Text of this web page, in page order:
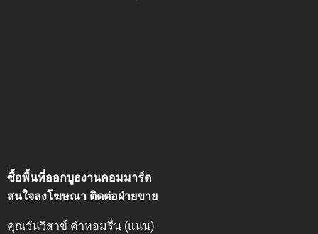
ซื้อพื้นที่ออกบูธงานคอมมาร์ต
สนใจลงโฆษณา ติดต่อฝ่ายขาย
คุณวันวิสาข์ คำหอมรื่น (แนน)